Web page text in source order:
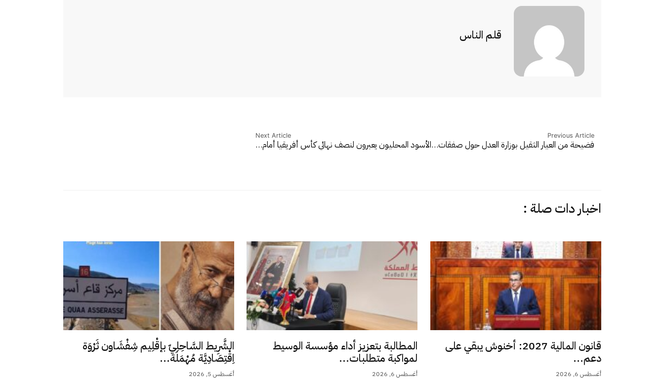
قلم الناس
Previous Article
فضيحة من العيار الثقيل بوزارة العدل حول صفقات…
Next Article
الأسود المحليون يعبرون لنصف نهائي كأس أفريقيا أمام…
اخبار دات صلة :
قانون المالية 2027: أخنوش يبقي على
دعم...
أغسطس 6, 2026
المطالبة بتعزيز أداء مؤسسة الوسيط
لمواكبة متطلبات...
أغسطس 6, 2026
الشَّرِيط السَّاحِلِيّ بإقْلِيم شِفْشَاون ثَرْوَة
اِقْتِصَادِيَّة مُهْمَلَة...
أغسطس 5, 2026